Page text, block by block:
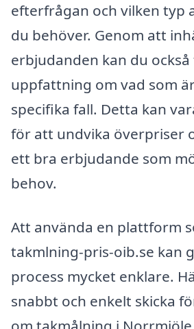
efterfrågan och vilken typ
du behöver. Genom att
erbjudanden kan du också
uppfattning om vad som
specifika fall. Detta kan
för att undvika överpriser
ett bra erbjudande som
behov.
Att använda en plattform
takmlning-pris-oib.se kan
process mycket enklare.
snabbt och enkelt skicka